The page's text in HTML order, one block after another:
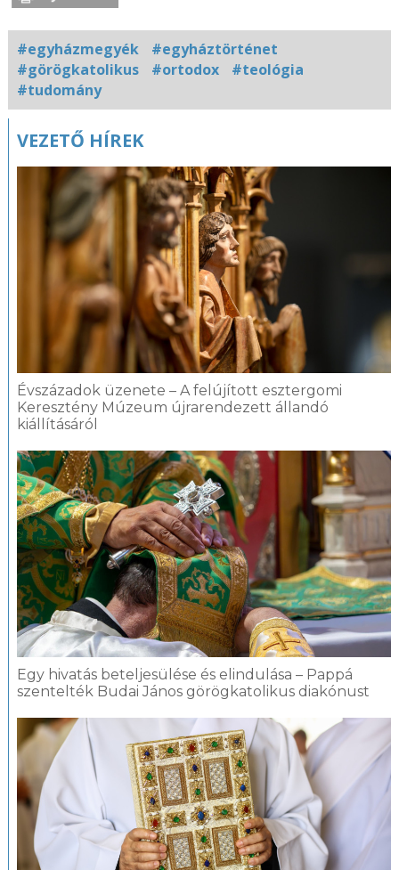
#egyházmegyék
#egyháztörténet
#görögkatolikus
#ortodox
#teológia
#tudomány
Kapcsolódó
VEZETŐ HÍREK
Évszázadok üzenete – A felújított esztergomi
Keresztény Múzeum újrarendezett állandó
kiállításáról
Egy hivatás beteljesülése és elindulása – Pappá
szentelték Budai János görögkatolikus diakónust